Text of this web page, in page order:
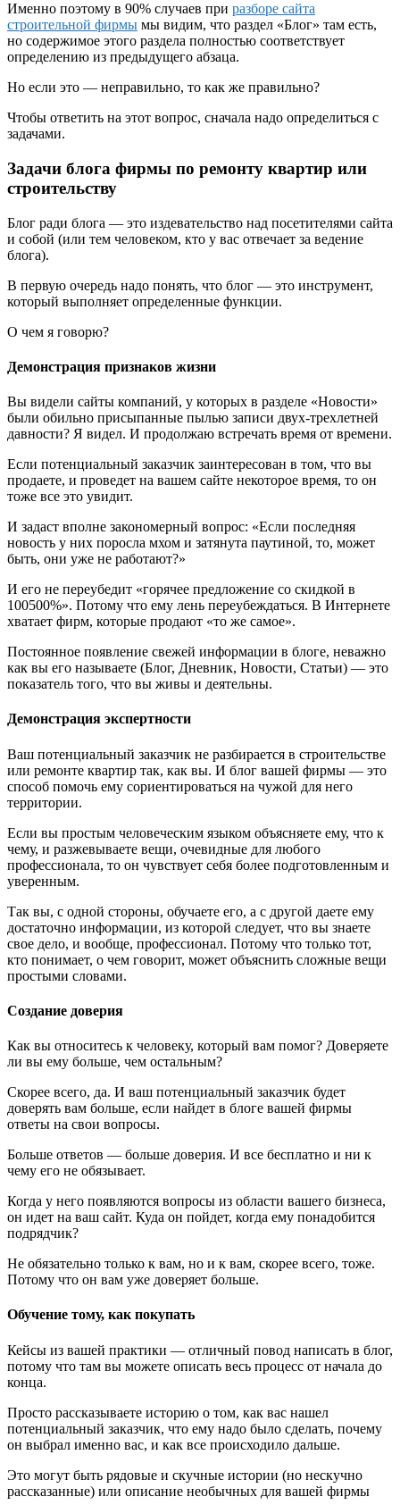
Именно поэтому в 90% случаев при разборе сайта
строительной фирмы мы видим, что раздел «Блог» там есть,
но содержимое этого раздела полностью соответствует
определению из предыдущего абзаца.
Но если это — неправильно, то как же правильно?
Чтобы ответить на этот вопрос, сначала надо определиться с
задачами.
Задачи блога фирмы по ремонту квартир или
строительству
Блог ради блога — это издевательство над посетителями сайта
и собой (или тем человеком, кто у вас отвечает за ведение
блога).
В первую очередь надо понять, что блог — это инструмент,
который выполняет определенные функции.
О чем я говорю?
Демонстрация признаков жизни
Вы видели сайты компаний, у которых в разделе «Новости»
были обильно присыпанные пылью записи двух-трехлетней
давности? Я видел. И продолжаю встречать время от времени.
Если потенциальный заказчик заинтересован в том, что вы
продаете, и проведет на вашем сайте некоторое время, то он
тоже все это увидит.
И задаст вполне закономерный вопрос: «Если последняя
новость у них поросла мхом и затянута паутиной, то, может
быть, они уже не работают?»
И его не переубедит «горячее предложение со скидкой в
100500%». Потому что ему лень переубеждаться. В Интернете
хватает фирм, которые продают «то же самое».
Постоянное появление свежей информации в блоге, неважно
как вы его называете (Блог, Дневник, Новости, Статьи) — это
показатель того, что вы живы и деятельны.
Демонстрация экспертности
Ваш потенциальный заказчик не разбирается в строительстве
или ремонте квартир так, как вы. И блог вашей фирмы — это
способ помочь ему сориентироваться на чужой для него
территории.
Если вы простым человеческим языком объясняете ему, что к
чему, и разжевываете вещи, очевидные для любого
профессионала, то он чувствует себя более подготовленным и
уверенным.
Так вы, с одной стороны, обучаете его, а с другой даете ему
достаточно информации, из которой следует, что вы знаете
свое дело, и вообще, профессионал. Потому что только тот,
кто понимает, о чем говорит, может объяснить сложные вещи
простыми словами.
Создание доверия
Как вы относитесь к человеку, который вам помог? Доверяете
ли вы ему больше, чем остальным?
Скорее всего, да. И ваш потенциальный заказчик будет
доверять вам больше, если найдет в блоге вашей фирмы
ответы на свои вопросы.
Больше ответов — больше доверия. И все бесплатно и ни к
чему его не обязывает.
Когда у него появляются вопросы из области вашего бизнеса,
он идет на ваш сайт. Куда он пойдет, когда ему понадобится
подрядчик?
Не обязательно только к вам, но и к вам, скорее всего, тоже.
Потому что он вам уже доверяет больше.
Обучение тому, как покупать
Кейсы из вашей практики — отличный повод написать в блог,
потому что там вы можете описать весь процесс от начала до
конца.
Просто рассказываете историю о том, как вас нашел
потенциальный заказчик, что ему надо было сделать, почему
он выбрал именно вас, и как все происходило дальше.
Это могут быть рядовые и скучные истории (но нескучно
рассказанные) или описание необычных для вашей фирмы